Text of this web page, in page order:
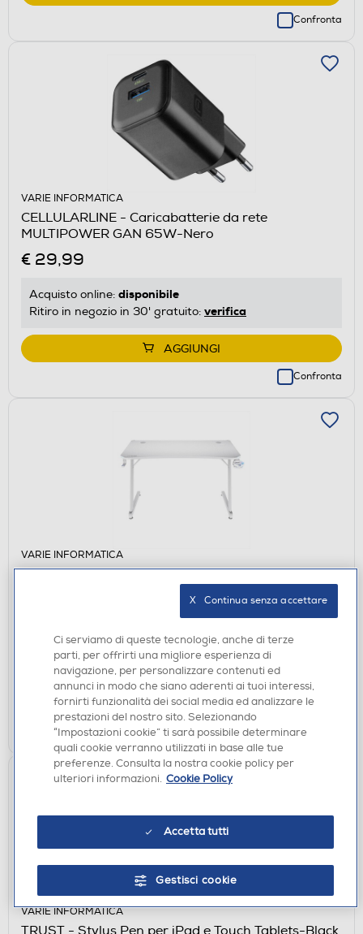
Confronta
VARIE INFORMATICA
CELLULARLINE - Caricabatterie da rete
MULTIPOWER GAN 65W-Nero
€ 29,99
Acquisto online: disponibile
Ritiro in negozio in 30' gratuito: verifica
AGGIUNGI
Confronta
VARIE INFORMATICA
TRUST - Scrivania gaming illuminata a LED
Acquisto online:disponibile
Ritiro in negozio in 30' gratuito:verifica
AGGIUNGI
Confronta
VARIE INFORMATICA
TRUST - Stylus Pen per iPad e Touch Tablets-Black
Ci serviamo di queste tecnologie, anche di terze
parti, per offrirti una migliore esperienza di
navigazione, per personalizzare contenuti ed
annunci in modo che siano aderenti ai tuoi interessi,
fornirti funzionalità dei social media ed analizzare le
prestazioni del nostro sito. Selezionando
“Impostazioni cookie” ti sarà possibile determinare
quali cookie verranno utilizzati in base alle tue
preferenze. Consulta la nostra cookie policy per
ulteriori informazioni. Cookie Policy
Accetta tutti
Gestisci cookie
X   Continua senza accettare